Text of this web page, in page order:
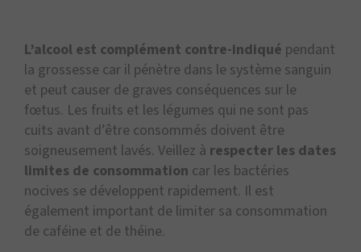
L’alcool est complément contre-indiqué pendant
la grossesse car il pénètre dans le système sanguin
et peut causer de graves conséquences sur le
fœtus. Les fruits et les légumes qui ne sont pas
cuits avant d’être consommés doivent être
soigneusement lavés. Veillez à respecter les dates
limites de consommation car les bactéries
nocives se développent rapidement. Il est
également important de limiter sa consommation
de caféine et de théine.